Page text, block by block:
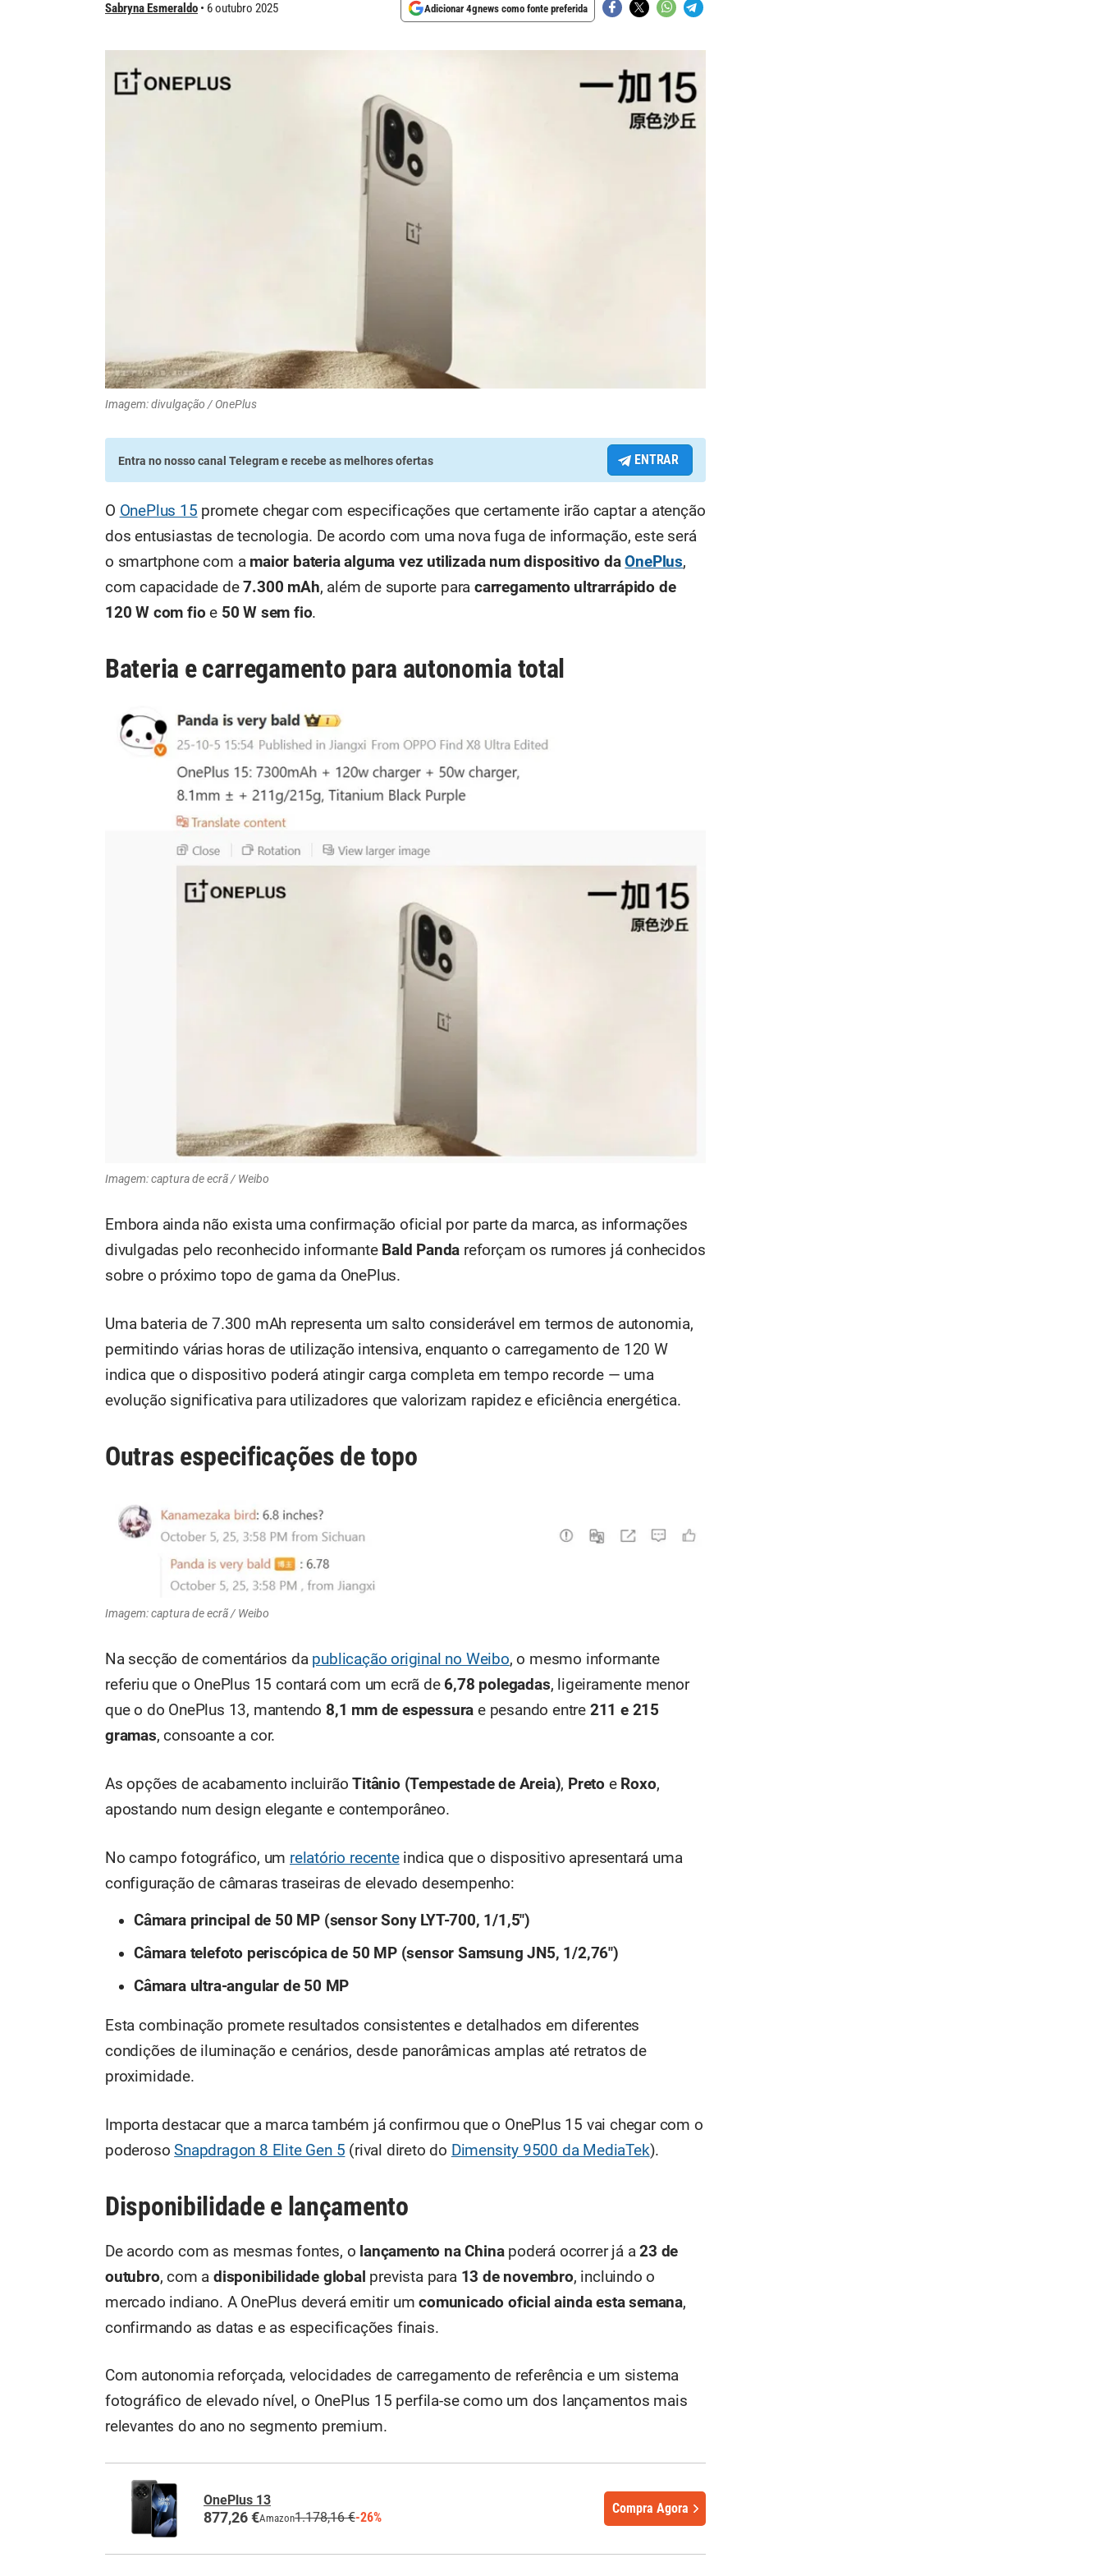
Sabryna Esmeraldo 6 outubro 2025 Adicionar 4gnews como fonte preferida
Imagem: divulgação / OnePlus
Entra no nosso canal Telegrame recebe as melhores ofertas ENTRAR
O OnePlus 15 promete chegar com especificações que certamente irão captar a atenção
dos entusiastas de tecnologia. De acordo com uma nova fuga de informação, este será
o smartphone com a maior bateria alguma vez utilizada num dispositivo daOnePlus,
com capacidade de7.300 mAh, além de suporte paracarregamento ultrarrápido de
120 W com fio e 50 W sem fio.
Bateria e carregamento para autonomia total
Imagem: captura de ecrã / Weibo
Embora ainda não exista uma confirmação oficial por parte da marca, as informações
divulgadas pelo reconhecido informante Bald Panda reforçam os rumores já conhecidos
sobre o próximo topo de gama da OnePlus.
Uma bateria de 7.300 mAh representa um salto considerável em termos de autonomia,
permitindo várias horas de utilização intensiva, enquanto o carregamento de 120 W
indica que o dispositivo poderá atingir carga completa em tempo recorde — uma
evolução significativa para utilizadores que valorizam rapidez e eficiência energética.
Outras especificações de topo
Imagem: captura de ecrã / Weibo
Na secção de comentários da publicação original no Weibo, o mesmo informante
referiu que o OnePlus 15 contará com um ecrã de 6,78 polegadas, ligeiramente menor
que o do OnePlus 13, mantendo 8,1 mm de espessura e pesando entre 211 e 215
gramas, consoante a cor.
As opções de acabamento incluirãoTitânio (Tempestade de Areia), Preto e Roxo,
apostando num design elegante e contemporâneo.
No campo fotográfico, um relatório recenteindica que o dispositivo apresentará uma
configuração de câmaras traseiras de elevado desempenho:
Câmara principal de 50 MP (sensor Sony LYT-700, 1/1,5")
Câmara telefoto periscópica de 50 MP (sensor Samsung JN5, 1/2,76")
Câmara ultra-angular de 50 MP
Esta combinação promete resultados consistentes e detalhados em diferentes
condições de iluminação e cenários, desde panorâmicas amplas até retratos de
proximidade.
Importa destacar que a marca também já confirmou que o OnePlus 15 vai chegar com o
poderosoSnapdragon 8 Elite Gen 5 (rival direto do Dimensity 9500 da MediaTek).
Disponibilidade e lançamento
De acordo com as mesmas fontes, o lançamento na Chinapoderá ocorrer já a23 de
outubro, com adisponibilidade global prevista para 13 de novembro, incluindo o
mercado indiano. A OnePlus deverá emitir umcomunicado oficial ainda esta semana,
confirmando as datas e as especificações finais.
Com autonomia reforçada, velocidades de carregamento de referência e um sistema
fotográfico de elevado nível, o OnePlus 15 perfila-se como um dos lançamentos mais
relevantes do ano no segmento premium.
OnePlus 13
877,26 €Amazon1.178,16 €-26%
Compra Agora